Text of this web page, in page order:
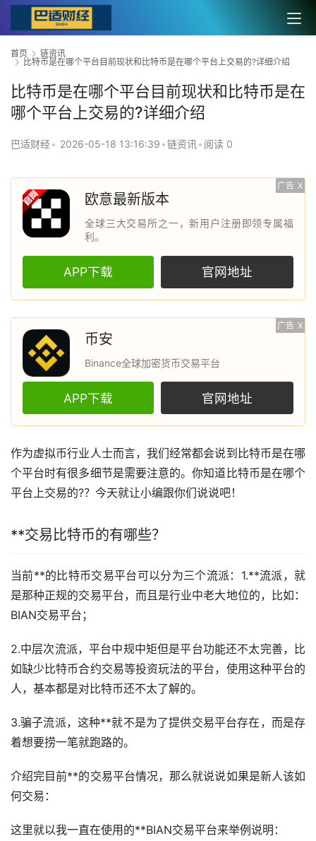
首页
链资讯
比特币是在哪个平台目前现状和比特币是在哪个平台上交易的?详细介绍
比特币是在哪个平台目前现状和比特币是在
哪个平台上交易的?详细介绍
巴适财经• 2026-05-18 13:16:39 •链资讯• 阅读 0
广告 X
欧意最新版本
全球三大交易所之一，新用户注册即领专属福
利。
APP下载 官网地址
广告 X
币安
Binance全球加密货币交易平台
APP下载 官网地址
作为虚拟币行业人士而言，我们经常都会说到 比特币是在哪
个平台时有很多细节是需要注意的。你知道比特币是在哪个
平台上交易的?？今天就让小编跟你们说说吧！
**交易比特币的有哪些？
当前**的比特币交易平台可以分为三个流派：1.**流派，就
是那种正规的交易平台，而且是行业中老大地位的，比如：
BIAN交易平台；
2.中层次流派，平台中规中矩但是平台功能还不太完善，比
如缺少比特币合约交易等投资玩法的平台，使用这种平台的
人，基本都是对比特币还不太了解的。
3.骗子流派，这种**就不是为了提供交易平台存在，而是存
着想要捞一笔就跑路的。
介绍完目前**的交易平台情况，那么就说说如果是新人该如
何交易：
这里就以我一直在使用的**BIAN交易平台来举例说明：